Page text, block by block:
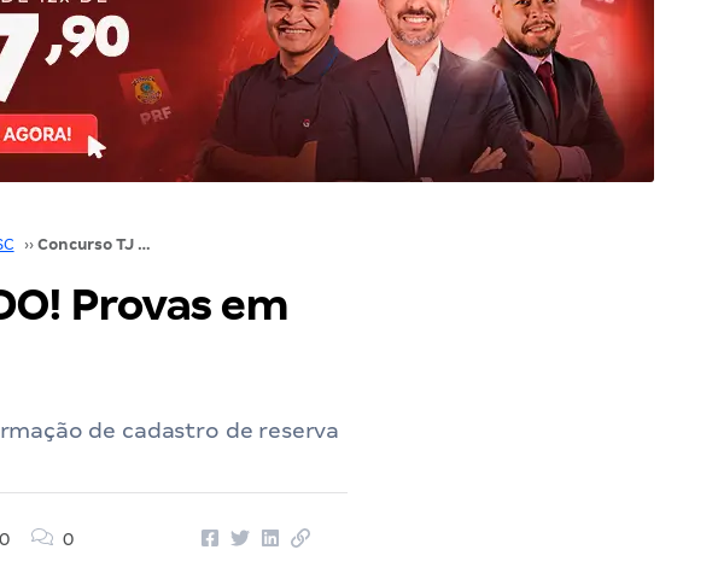
›› Concurso TJ SC: RETOMADO! Provas em dezembro.
Provas em
de cadastro de reserva
0 0